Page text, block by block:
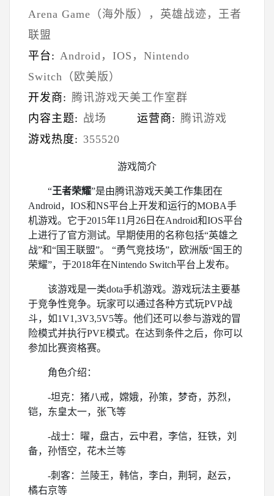
Arena Game（海外版），英雄战迹，王者
联盟
平台: Android，IOS，Nintendo
Switch（欧美版）
开发商: 腾讯游戏天美工作室群
内容主题: 战场 运营商: 腾讯游戏
游戏热度: 355520
游戏简介
“王者荣耀”是由腾讯游戏天美工作集团在
Android，IOS和NS平台上开发和运行的MOBA手
机游戏。它于2015年11月26日在Android和IOS平台
上进行了官方测试。早期使用的名称包括“英雄之
战”和“国王联盟”。 “勇气竞技场”，欧洲版“国王的
荣耀”，于2018年在Nintendo Switch平台上发布。
该游戏是一类dota手机游戏。游戏玩法主要基
于竞争性竞争。玩家可以通过各种方式玩PVP战
斗，如1V1,3V3,5V5等。他们还可以参与游戏的冒
险模式并执行PVE模式。在达到条件之后，你可以
参加比赛资格赛。
角色介绍：
-坦克：猪八戒，嫦娥，孙策，梦奇，苏烈，
铠，东皇太一，张飞等
-战士：曜，盘古，云中君，李信，狂铁，刘
备，孙悟空，花木兰等
-刺客：兰陵王，韩信，李白，荆轲，赵云，
橘右京等